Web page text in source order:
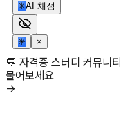
✳AI 채점
✳ ×
💬 자격증 스터디 커뮤니티
물어보세요
→